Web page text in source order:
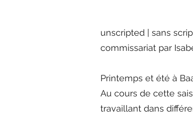
unscripted | sans
commissariat par
Printemps et été à
Au cours de cette
travaillant dans